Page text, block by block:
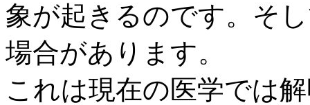
象が起きるのです。そ
場合があります。
これは現在の医学では